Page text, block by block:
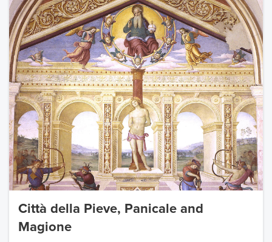
Città della Pieve, Panicale and
Magione